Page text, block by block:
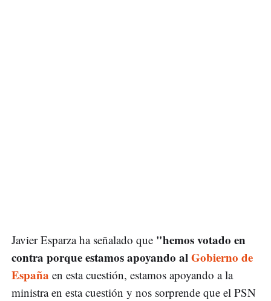
Javier Esparza ha señalado que "hemos votado en
contra porque estamos apoyando alGobierno de
España en esta cuestión, estamos apoyando a la
ministra en esta cuestión y nos sorprende que el PSN